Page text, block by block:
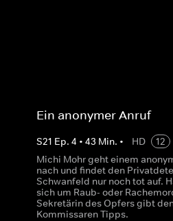
Ein anonymer Anruf
S21 Ep. 4 • 43 Min. • HD
12
Michi Mohr geht einem
nach und findet den
Schwanfeld nur noch tot auf.
sich um Raub- oder
Sekretärin des Opfers gibt
Kommissaren Tipps.